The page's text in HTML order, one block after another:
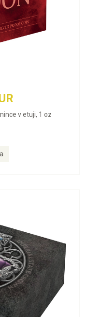
v etuji, 1 oz